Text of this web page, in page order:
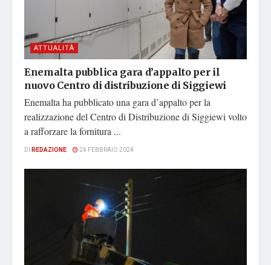
ATTUALITÀ
Enemalta pubblica gara d’appalto per il
nuovo Centro di distribuzione di Siggiewi
Enemalta ha pubblicato una gara d’appalto per la
realizzazione del Centro di Distribuzione di Siggiewi volto
a rafforzare la fornitura ...
DI REDAZIONE 24 FEBBRAIO 2024